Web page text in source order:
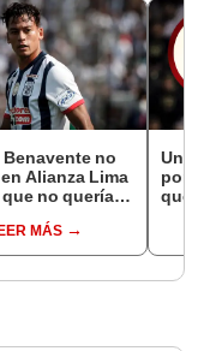
no
Alianza Lima
no quería
MÁS
por
que